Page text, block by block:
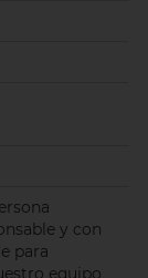
y con
para